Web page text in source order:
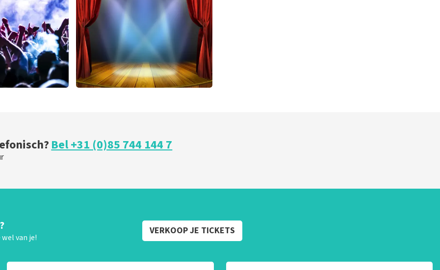
BESTEL NU
Bel +31 (0)85 744 144 7
van je!
VERKOOP JE TICKETS